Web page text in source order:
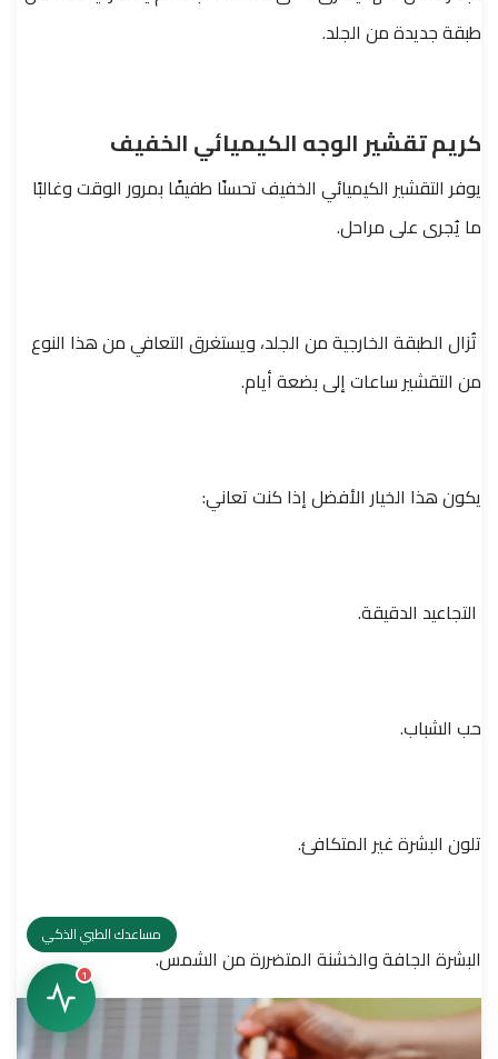
طبقة جديدة من الجلد.
كريم تقشير الوجه الكيميائي الخفيف
يوفر التقشير الكيميائي الخفيف تحسنًا طفيفًا بمرور الوقت وغالبًا
ما يُجرى على مراحل.
تُزال الطبقة الخارجية من الجلد، ويستغرق التعافي من هذا النوع
من التقشير ساعات إلى بضعة أيام.
يكون هذا الخيار الأفضل إذا كنت تعاني:
التجاعيد الدقيقة.
حب الشباب.
تلون البشرة غير المتكافئ.
البشرة الجافة والخشنة المتضررة من الشمس.
مساعدك الطبي الذكي
1